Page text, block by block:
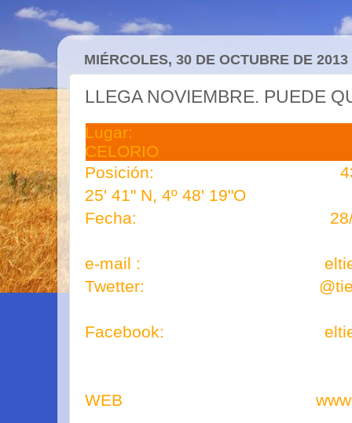
MIÉRCOLES, 30 DE OCTUBRE DE 2013
LLEGA NOVIEMBRE. PUEDE
Lugar:
CELORIO
Posición: 43º
25' 41" N, 4º 48' 19"O
Fecha: 28/10/
e-mail :
Twetter:
Facebook:
WEB